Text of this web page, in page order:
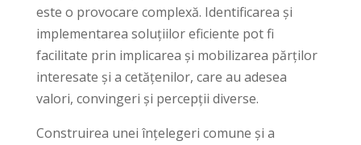
este o provocare complexă. Identificarea și
implementarea soluțiilor eficiente pot fi
facilitate prin implicarea și mobilizarea părților
interesate și a cetățenilor, care au adesea
valori, convingeri și percepții diverse.
Construirea unei înțelegeri comune și a